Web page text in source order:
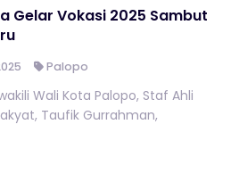
Gelar Vokasi 2025 Sambut
Palopo
Wali Kota Palopo, Staf Ahli
Taufik Gurrahman,